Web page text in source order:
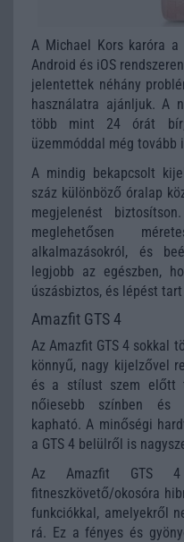
A Michael Kors karóra a
Android és iOS
jelentettek néhány
használatra ajánljuk. A
több mint 24 órát
üzemmóddal még tovább
A mindig bekapcsolt
száz különböző óralap
megjelenést
meglehetősen
alkalmazásokról, és
legjobb az egészben,
úszásbiztos, és lépést
Amazfit GTS 4
Az Amazfit GTS 4 sokkal
könnyű, nagy kijelzővel
és a stílust szem előtt
nőiesebb színben és
kapható. A minőségi
a GTS 4 belülről is
Az Amazfit GTS 4
fitneszkövető/okosóra
funkciókkal, amelyekről
rá. Ez a fényes és